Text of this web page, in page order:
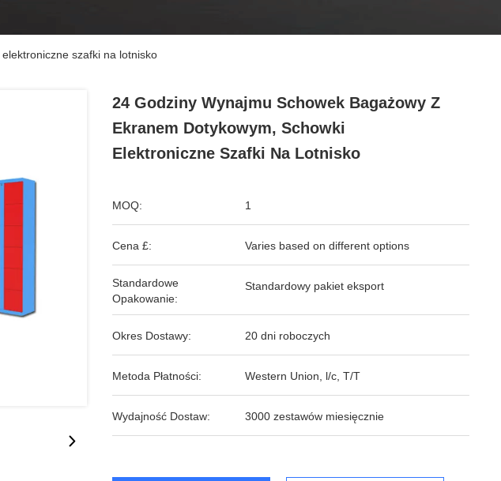
szafki na lotnisko
24 Godziny Wynajmu Schowek Bagażowy Z
Ekranem Dotykowym, Schowki
Elektroniczne Szafki Na Lotnisko
MOQ: 1
Cena £: Varies based on different options
Standardowe
Opakowanie:
Standardowy pakiet eksport
Okres Dostawy: 20 dni roboczych
Metoda Płatności: Western Union, l/c, T/T
Wydajność Dostaw: 3000 zestawów miesięcznie